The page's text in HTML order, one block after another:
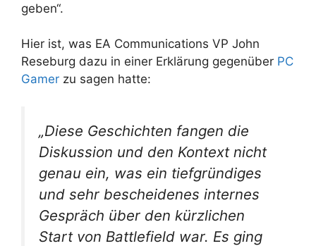
geben“.
Hier ist, was EA Communications VP John
Reseburg dazu in einer Erklärung gegenüber PC
Gamer zu sagen hatte:
„Diese Geschichten fangen die
Diskussion und den Kontext nicht
genau ein, was ein tiefgründiges
und sehr bescheidenes internes
Gespräch über den kürzlichen
Start von Battlefield war. Es ging